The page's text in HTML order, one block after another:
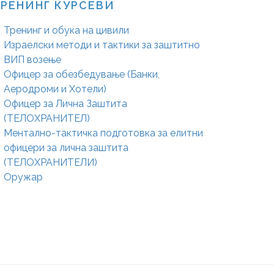
КУРСЕВИ
Тренинг и обука на цивили
Израелски методи и тактики за заштитно
ВИП возење
Офицер за обезбедување (Банки,
Аеродроми и Хотели)
Офицер за Лична Заштита
(ТЕЛОХРАНИТЕЛ)
Ментално-тактичка подготовка за елитни
офицери за лична заштита
(ТЕЛОХРАНИТЕЛИ)
Оружар